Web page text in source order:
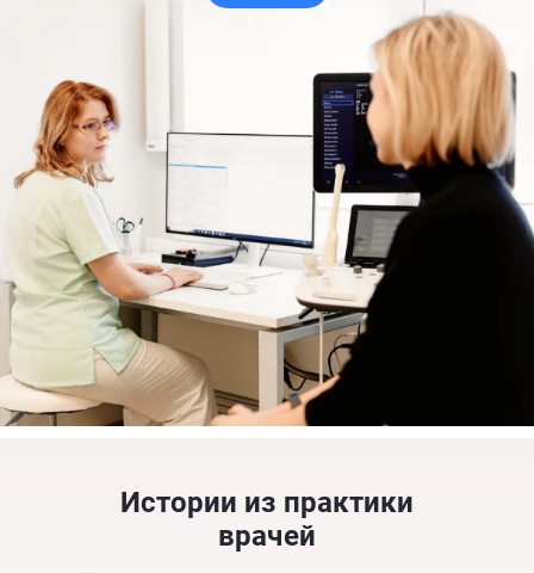
Истории из практики
врачей